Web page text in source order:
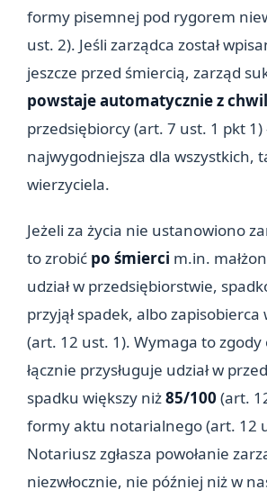
formy pisemnej pod rygorem
ust. 2). Jeśli zarządca został
jeszcze przed śmiercią, zarząd
powstaje automatycznie z
przedsiębiorcy (art. 7 ust. 1 pkt 1)
najwygodniejsza dla wszystkich,
wierzyciela.
Jeżeli za życia nie ustanowiono
to zrobić po śmierci m.in.
udział w przedsiębiorstwie,
przyjął spadek, albo
(art. 12 ust. 1). Wymaga to
łącznie przysługuje udział w
spadku większy niż85/100 (art.
formy aktu notarialnego (art. 12
Notariusz zgłasza powołanie
niezwłocznie, nie później niż w